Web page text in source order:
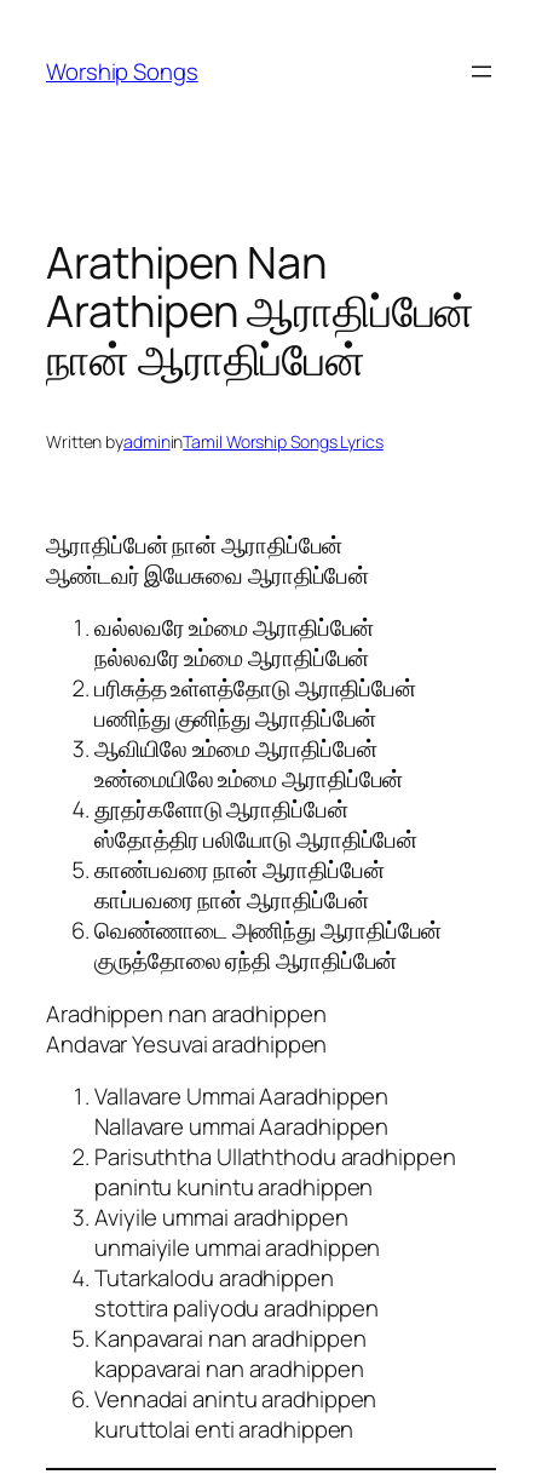
content
Worship Songs
Arathipen Nan
Arathipen ஆராதிப்பேன்
நான் ஆராதிப்பேன்
Written byadmininTamil Worship Songs Lyrics
ஆராதிப்பேன் நான் ஆராதிப்பேன்
ஆண்டவர் இயேசுவை ஆராதிப்பேன்
வல்லவரே உம்மை ஆராதிப்பேன்
நல்லவரே உம்மை ஆராதிப்பேன்
பரிசுத்த உள்ளத்தோடு ஆராதிப்பேன்
பணிந்து குனிந்து ஆராதிப்பேன்
ஆவியிலே உம்மை ஆராதிப்பேன்
உண்மையிலே உம்மை ஆராதிப்பேன்
தூதர்களோடு ஆராதிப்பேன்
ஸ்தோத்திர பலியோடு ஆராதிப்பேன்
காண்பவரை நான் ஆராதிப்பேன்
காப்பவரை நான் ஆராதிப்பேன்
வெண்ணாடை அணிந்து ஆராதிப்பேன்
குருத்தோலை ஏந்தி ஆராதிப்பேன்
Aradhippen nan aradhippen
Andavar Yesuvai aradhippen
Vallavare Ummai Aaradhippen
Nallavare ummai Aaradhippen
Parisuththa Ullaththodu aradhippen
panintu kunintu aradhippen
Aviyile ummai aradhippen
unmaiyile ummai aradhippen
Tutarkalodu aradhippen
stottira paliyodu aradhippen
Kanpavarai nan aradhippen
kappavarai nan aradhippen
Vennadai anintu aradhippen
kuruttolai enti aradhippen